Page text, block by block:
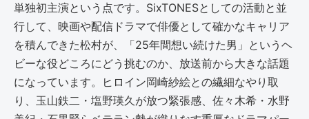
単独初主演という点です。SixTONESとしての活動と並
行して、映画や配信ドラマで俳優として確かなキャリア
を積んできた松村が、「25年間想い続けた男」というヘ
ビーな役どころにどう挑むのか、放送前から大きな話題
になっています。ヒロイン岡崎紗絵との繊細なやり取
り、玉山鉄二・塩野瑛久が放つ緊張感、佐々木希・水野